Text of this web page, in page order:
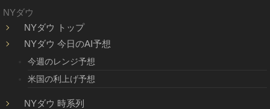
NYダウ
NYダウ トップ
NYダウ 今日のAI予想
今週のレンジ予想
米国の利上げ予想
NYダウ 時系列